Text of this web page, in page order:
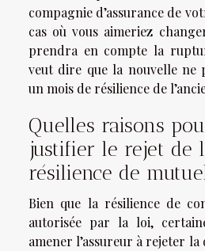
compagnie d’assurance de
cas où vous aimeriez
prendra en compte la
veut dire que la nouvelle ne
un mois de résilience de
Quelles raisons
justifier le rejet de
résilience de
Bien que la résilience de
autorisée par la loi,
amener l’assureur à rejeter